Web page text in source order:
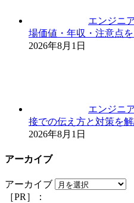
エンジニ
場価値・年収・注意点
2026年8月1日
エンジニ
接での伝え方と対策を解
2026年8月1日
アーカイブ
アーカイブ
［PR］：